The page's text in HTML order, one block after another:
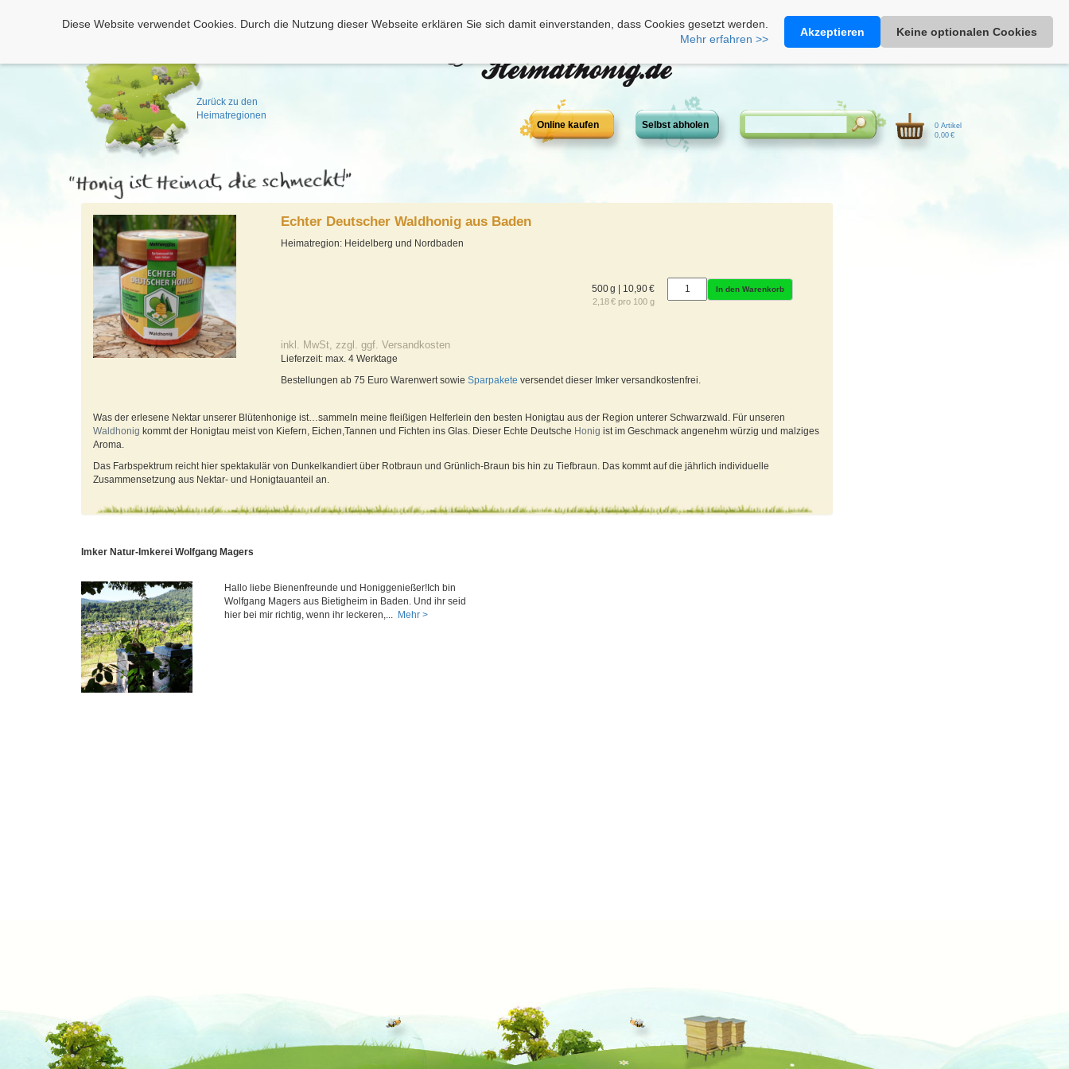
Zurück zu den
Heimatregionen
Heimathonig auf Facebook|Kunden-Login|Warenkorb
Diese Website verwendet Cookies. Durch die Nutzung dieser Webseite erklären Sie sich damit einverstanden, dass Cookies gesetzt werden.
Mehr erfahren >>
Akzeptieren Keine optionalen Cookies
Online kaufen Selbst abholen
0 Artikel
0,00 €
Echter Deutscher Waldhonig aus Baden
Heimatregion: Heidelberg und Nordbaden
500 g | 10,90 €
2,18 € pro 100 g
In den Warenkorb
inkl. MwSt, zzgl. ggf. Versandkosten
Lieferzeit: max. 4 Werktage
Bestellungen ab 75 Euro Warenwert sowieSparpakete versendet dieser Imker versandkostenfrei.
Was der erlesene Nektar unserer Blütenhonige ist…sammeln meine fleißigen Helferlein den besten Honigtau aus der Region unterer Schwarzwald. Für unseren
Waldhonig kommt der Honigtau meist von Kiefern, Eichen,Tannen und Fichten ins Glas. Dieser Echte Deutsche Honig ist im Geschmack angenehm würzig und malziges
Aroma.
Das Farbspektrum reicht hier spektakulär von Dunkelkandiert über Rotbraun und Grünlich-Braun bis hin zu Tiefbraun. Das kommt auf die jährlich individuelle
Zusammensetzung aus Nektar- und Honigtauanteil an.
Imker Natur-Imkerei Wolfgang Magers
Hallo liebe Bienenfreunde und Honiggenießer!Ich bin
Wolfgang Magers aus Bietigheim in Baden. Und ihr seid
hier bei mir richtig, wenn ihr leckeren,... Mehr >